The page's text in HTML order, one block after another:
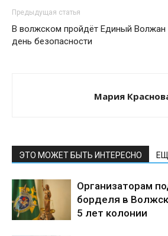
Предыдущая статья
В волжском пройдёт Единый
день безопасности
Волжан
Мария
ЭТО МОЖЕТ БЫТЬ ИНТЕРЕСНО
Организаторам
борделя в
5 лет колонии